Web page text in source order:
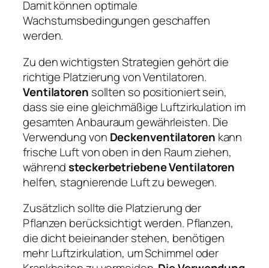
Damit können optimale
Wachstumsbedingungen geschaffen
werden.
Zu den wichtigsten Strategien gehört die
richtige Platzierung von Ventilatoren.
Ventilatoren sollten so positioniert sein,
dass sie eine gleichmäßige Luftzirkulation im
gesamten Anbauraum gewährleisten. Die
Verwendung von Deckenventilatoren kann
frische Luft von oben in den Raum ziehen,
währendsteckerbetriebene Ventilatoren
helfen, stagnierende Luft zu bewegen.
Zusätzlich sollte die Platzierung der
Pflanzen berücksichtigt werden. Pflanzen,
die dicht beieinander stehen, benötigen
mehr Luftzirkulation, um Schimmel oder